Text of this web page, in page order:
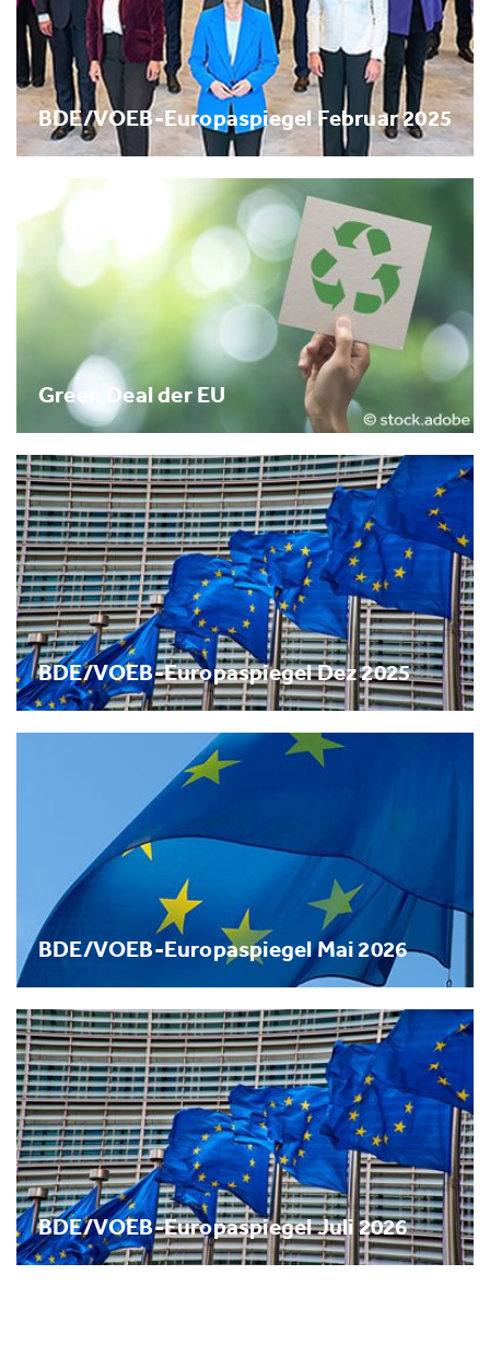
BDE/VOEB-Europaspiegel Februar 2025
Green Deal der EU
BDE/VOEB-Europaspiegel Dez 2025
BDE/VOEB-Europaspiegel Mai 2026
BDE/VOEB-Europaspiegel Juli 2026